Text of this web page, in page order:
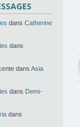
dans Catherine
dans
dans Asia
dans Demi-
dans